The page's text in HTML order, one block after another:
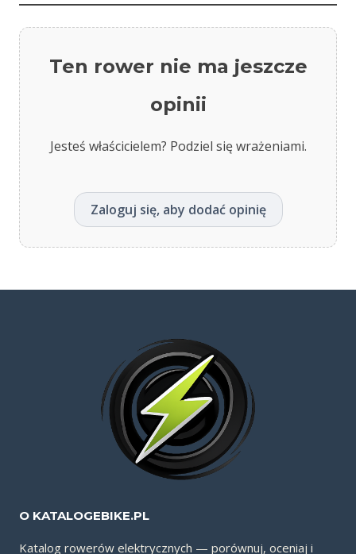
Ten rower nie ma jeszcze
opinii
Jesteś właścicielem? Podziel się wrażeniami.
Zaloguj się, aby dodać opinię
O KATALOGEBIKE.PL
Katalog rowerów elektrycznych — porównuj, oceniaj i